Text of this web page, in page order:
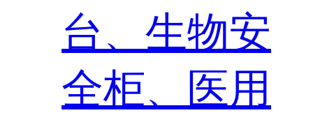
台、生物安
全柜、医用